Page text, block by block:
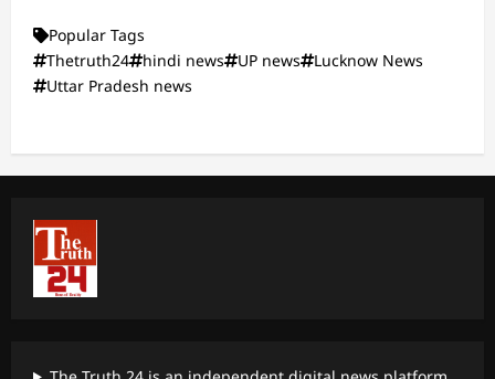
Popular Tags
Thetruth24
hindi news UP news
Lucknow News
Uttar Pradesh news